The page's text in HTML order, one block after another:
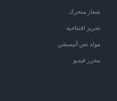
شعار متحرك
تحرير افتتاحية
مولد نص أنيميشن
محرر فيديو